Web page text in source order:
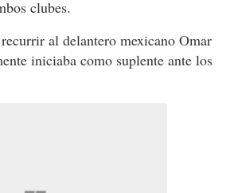
clubes.
al delantero mexicano Omar
iniciaba como suplente ante los